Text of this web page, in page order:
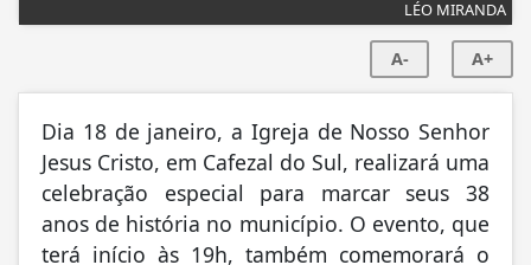
LÉO MIRANDA
A- A+
Dia 18 de janeiro, a Igreja de Nosso Senhor
Jesus Cristo, em Cafezal do Sul, realizará uma
celebração especial para marcar seus 38
anos de história no município. O evento, que
terá início às 19h, também comemorará o